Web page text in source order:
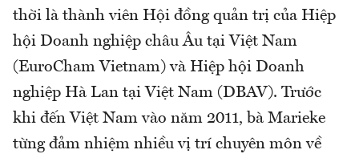
thời là thành viên Hội đồng quản trị của Hiệp
hội Doanh nghiệp châu Âu tại Việt Nam
(EuroCham Vietnam) và Hiệp hội Doanh
nghiệp Hà Lan tại Việt Nam (DBAV). Trước
khi đến Việt Nam vào năm 2011, bà Marieke
từng đảm nhiệm nhiều vị trí chuyên môn về